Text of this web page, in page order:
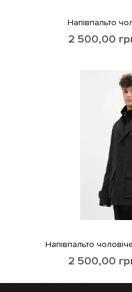
Напівпальто
2 500,00
Напівпальто
2 500,00